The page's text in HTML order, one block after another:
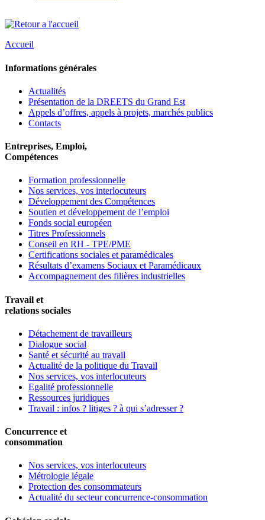
Accueil
Informations générales
Actualités
Présentation de la DREETS du Grand Est
Appels d’offres, appels à projets, marchés publics
Contacts
Entreprises, Emploi,
Compétences
Formation professionnelle
Nos services, vos interlocuteurs
Développement des Compétences
Soutien et développement de l’emploi
Fonds social européen
Titres Professionnels
Conseil en RH - TPE/PME
Certifications sociales et paramédicales
Résultats d’examens Sociaux et Paramédicaux
Accompagnement des filières industrielles
Travail et
relations sociales
Détachement de travailleurs
Dialogue social
Santé et sécurité au travail
Actualité de la politique du Travail
Nos services, vos interlocuteurs
Egalité professionnelle
Ressources juridiques
Travail : infos ? litiges ? à qui s’adresser ?
Concurrence et
consommation
Nos services, vos interlocuteurs
Métrologie légale
Protection des consommateurs
Actualité du secteur concurrence-consommation